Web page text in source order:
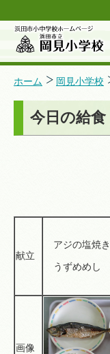
浜田市小中学校ホ
ホーム 岡見小学校
今日の給食
献立
アジの塩
うずめめし
画像